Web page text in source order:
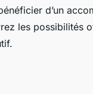
d’un
les possibilités